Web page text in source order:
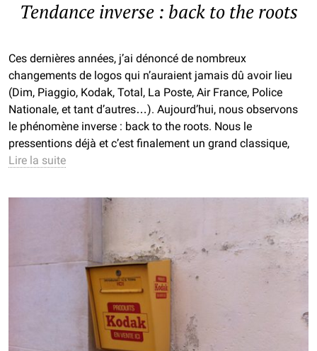
Tendance inverse : back to the roots
Ces dernières années, j’ai dénoncé de nombreux
changements de logos qui n’auraient jamais dû avoir lieu
(Dim, Piaggio, Kodak, Total, La Poste, Air France, Police
Nationale, et tant d’autres…). Aujourd’hui, nous observons
le phénomène inverse : back to the roots. Nous le
pressentions déjà et c’est finalement un grand classique,
Lire la suite